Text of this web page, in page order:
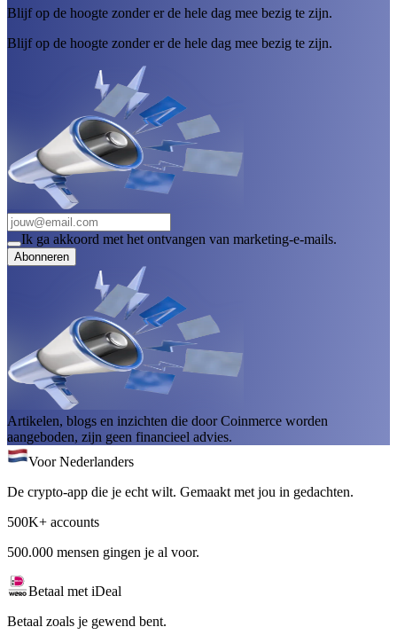
Blijf op de hoogte zonder er de hele dag mee bezig te zijn.
Blijf op de hoogte zonder er de hele dag mee bezig te zijn.
Ik ga akkoord met het ontvangen van marketing-e-mails.
Abonneren
Artikelen, blogs en inzichten die door Coinmerce worden
aangeboden, zijn geen financieel advies.
Voor Nederlanders
De crypto-app die je echt wilt. Gemaakt met jou in gedachten.
500K+ accounts
500.000 mensen gingen je al voor.
Betaal met iDeal
Betaal zoals je gewend bent.